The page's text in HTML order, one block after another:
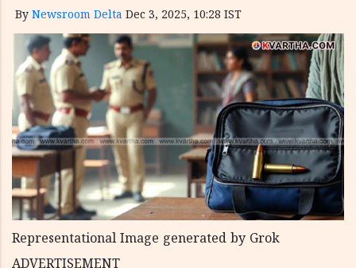
By Newsroom Delta Dec 3, 2025, 10:28 IST
Representational Image generated by Grok